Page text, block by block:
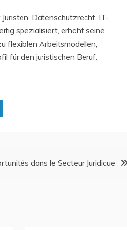
Datenschutzrecht, IT-
spezialisiert, erhöht seine
flexiblen Arbeitsmodellen,
für den juristischen Beruf.
dans le Secteur Juridique